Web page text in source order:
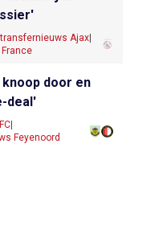
transfernieuws Ajax
door en
deal'
Feyenoord